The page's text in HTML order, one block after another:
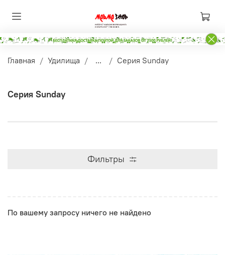
Главная Удилища ... Серия Sunday
Серия Sunday
Фильтры
По вашему запросу ничего не найдено